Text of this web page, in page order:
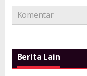
Komentar
Berita Lain